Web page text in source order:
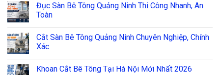
Đục Sàn Bê Tông Quảng Ninh Thi Công Nhanh, An
Toàn
Cắt Sàn Bê Tông Quảng Ninh Chuyên Nghiệp, Chính
Xác
Khoan Cắt Bê Tông Tại Hà Nội Mới Nhất 2026